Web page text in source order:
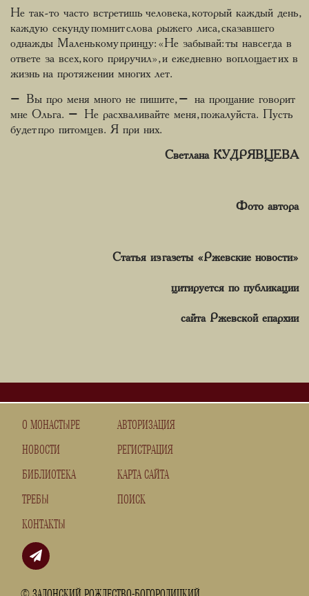
Не так-то часто встретишь человека, который каждый день,
каждую секунду помнит слова рыжего лиса, сказавшего
однажды Маленькому принцу: «Не забывай: ты навсегда в
ответе за всех, кого приручил», и ежедневно воплощает их в
жизнь на протяжении многих лет.
– Вы про меня много не пишите, – на прощание говорит
мне Ольга. – Не расхваливайте меня, пожалуйста. Пусть
будет про питомцев. Я при них.
Светлана КУДРЯВЦЕВА
Фото автора
Статья из газеты «Ржевские новости»
цитируется по публикации
сайта Ржевской епархии
О МОНАСТЫРЕ
НОВОСТИ
БИБЛИОТЕКА
ТРЕБЫ
КОНТАКТЫ
АВТОРИЗАЦИЯ
РЕГИСТРАЦИЯ
КАРТА САЙТА
ПОИСК